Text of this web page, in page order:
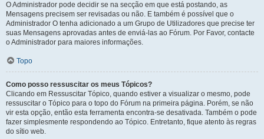
O Administrador pode decidir se na secção em que está postando, as
Mensagens precisem ser revisadas ou não. E também é possível que o
Administrador O tenha adicionado a um Grupo de Utilizadores que precise ter
suas Mensagens aprovadas antes de enviá-las ao Fórum. Por Favor, contacte
o Administrador para maiores informações.
Topo
Como posso ressuscitar os meus Tópicos?
Clicando em Ressuscitar Tópico, quando estiver a visualizar o mesmo, pode
ressuscitar o Tópico para o topo do Fórum na primeira página. Porém, se não
vir esta opção, então esta ferramenta encontra-se desativada. Também o pode
fazer simplesmente respondendo ao Tópico. Entretanto, fique atento às regras
do sítio web.